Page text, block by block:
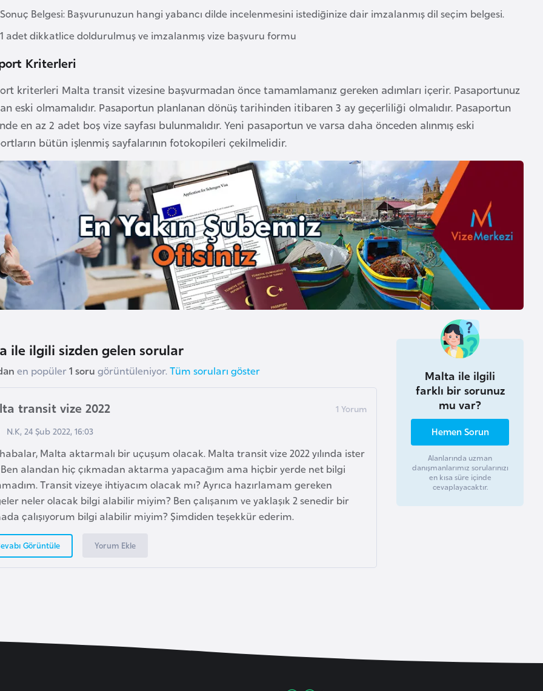
Sonuç Belgesi: Başvurunuzun hangi yabancı dilde incelenmesini istediğinize dair imzalanmış dil seçim belgesi.
1 adet dikkatlice doldurulmuş ve imzalanmış vize başvuru formu
Kriterleri
kriterleri Malta transit vizesine başvurmadan önce tamamlamanız gereken adımları içerir. Pasaportunuz
eski olmamalıdır. Pasaportun planlanan dönüş tarihinden itibaren 3 ay geçerliliği olmalıdır. Pasaportun
en az 2 adet boş vize sayfası bulunmalıdır. Yeni pasaportun ve varsa daha önceden alınmış eski
bütün işlenmiş sayfalarının fotokopileri çekilmelidir.
ile ilgili sizden gelen sorular
en popüler1 soru görüntüleniyor.Tüm soruları göster
transit vize 2022
N.K, 24 Şub 2022, 16:03
Malta aktarmalı bir uçuşum olacak. Malta transit vize 2022 yılında ister
alandan hiç çıkmadan aktarma yapacağım ama hiçbir yerde net bilgi
Transit vizeye ihtiyacım olacak mı? Ayrıca hazırlamam gereken
neler olacak bilgi alabilir miyim? Ben çalışanım ve yaklaşık 2 senedir bir
çalışıyorum bilgi alabilir miyim? Şimdiden teşekkür ederim.
Görüntüle Yorum Ekle
Malta ile ilgili
farklı bir sorunuz
mu var?
Hemen Sorun
Alanlarında uzman
danışmanlarımız sorularınızı
en kısa süre içinde
cevaplayacaktır.